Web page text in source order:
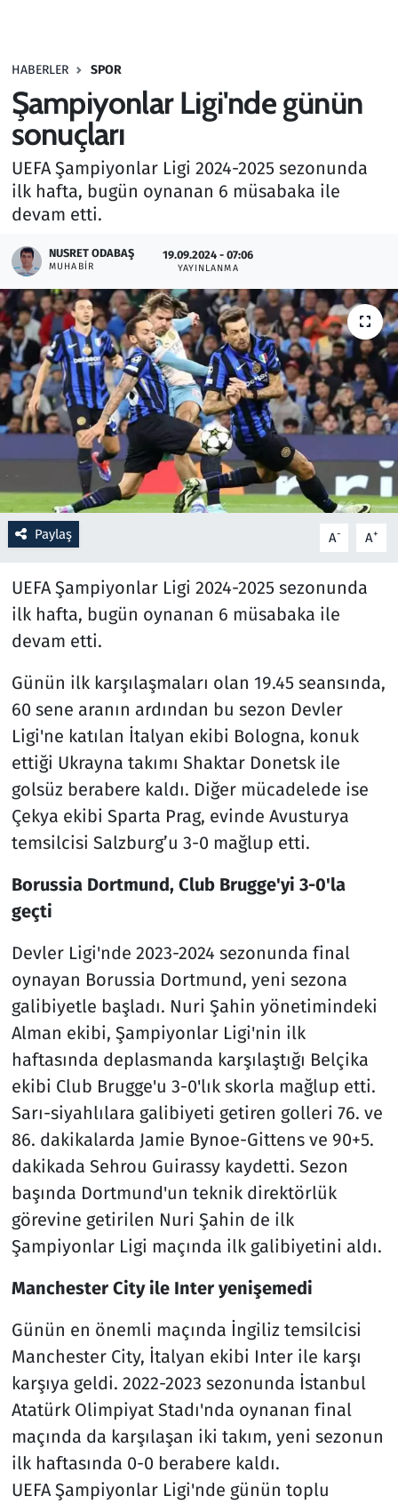
HABERLER SPOR
Şampiyonlar Ligi'nde günün
sonuçları
UEFA Şampiyonlar Ligi 2024-2025 sezonunda
ilk hafta, bugün oynanan 6 müsabaka ile
devam etti.
NUSRET ODABAŞ
MUHABIR
19.09.2024 - 07:06
YAYINLANMA
Paylaş A- A+
UEFA Şampiyonlar Ligi 2024-2025 sezonunda
ilk hafta, bugün oynanan 6 müsabaka ile
devam etti.
Günün ilk karşılaşmaları olan 19.45 seansında,
60 sene aranın ardından bu sezon Devler
Ligi'ne katılan İtalyan ekibi Bologna, konuk
ettiği Ukrayna takımı Shaktar Donetsk ile
golsüz berabere kaldı. Diğer mücadelede ise
Çekya ekibi Sparta Prag, evinde Avusturya
temsilcisi Salzburg’u 3-0 mağlup etti.
Borussia Dortmund, Club Brugge'yi 3-0'la
geçti
Devler Ligi'nde 2023-2024 sezonunda final
oynayan Borussia Dortmund, yeni sezona
galibiyetle başladı. Nuri Şahin yönetimindeki
Alman ekibi, Şampiyonlar Ligi'nin ilk
haftasında deplasmanda karşılaştığı Belçika
ekibi Club Brugge'u 3-0'lık skorla mağlup etti.
Sarı-siyahlılara galibiyeti getiren golleri 76. ve
86. dakikalarda Jamie Bynoe-Gittens ve 90+5.
dakikada Sehrou Guirassy kaydetti. Sezon
başında Dortmund'un teknik direktörlük
görevine getirilen Nuri Şahin de ilk
Şampiyonlar Ligi maçında ilk galibiyetini aldı.
Manchester City ile Inter yenişemedi
Günün en önemli maçında İngiliz temsilcisi
Manchester City, İtalyan ekibi Inter ile karşı
karşıya geldi. 2022-2023 sezonunda İstanbul
Atatürk Olimpiyat Stadı'nda oynanan final
maçında da karşılaşan iki takım, yeni sezonun
ilk haftasında 0-0 berabere kaldı.
UEFA Şampiyonlar Ligi'nde günün toplu
Haber
Kültür Sanat
Kurumsal Haberler
Lezzet Durağı
Memur ve Kamu
Otomobil
Oyun
Ramazan
Resmi İlanlar
Rüya Tabirleri
Sağlık
Savunma Sanayi
Seçim 2023
Teknoloji ve Bilim
Televizyon